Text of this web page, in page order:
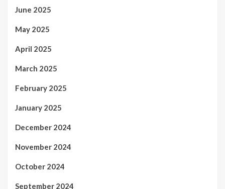
June 2025
May 2025
April 2025
March 2025
February 2025
January 2025
December 2024
November 2024
October 2024
September 2024